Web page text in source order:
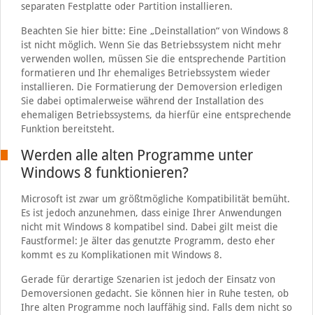
separaten Festplatte oder Partition installieren.
Beachten Sie hier bitte: Eine „Deinstallation“ von Windows 8
ist nicht möglich. Wenn Sie das Betriebssystem nicht mehr
verwenden wollen, müssen Sie die entsprechende Partition
formatieren und Ihr ehemaliges Betriebssystem wieder
installieren. Die Formatierung der Demoversion erledigen
Sie dabei optimalerweise während der Installation des
ehemaligen Betriebssystems, da hierfür eine entsprechende
Funktion bereitsteht.
Werden alle alten Programme unter
Windows 8 funktionieren?
Microsoft ist zwar um größtmögliche Kompatibilität bemüht.
Es ist jedoch anzunehmen, dass einige Ihrer Anwendungen
nicht mit Windows 8 kompatibel sind. Dabei gilt meist die
Faustformel: Je älter das genutzte Programm, desto eher
kommt es zu Komplikationen mit Windows 8.
Gerade für derartige Szenarien ist jedoch der Einsatz von
Demoversionen gedacht. Sie können hier in Ruhe testen, ob
Ihre alten Programme noch lauffähig sind. Falls dem nicht so